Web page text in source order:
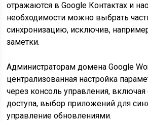
отражаются в Google Контактах и
необходимости можно выбрать
синхронизацию, исключив,
заметки.
Администраторам домена Google
централизованная настройка
через консоль управления, включая
доступа, выбор приложений для
управление обновлениями.